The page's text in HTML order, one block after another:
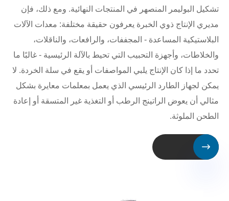
تشكيل البوليمر المنصهر في المنتجات النهائية. ومع ذلك، فإن
مديري الإنتاج ذوي الخبرة يعرفون حقيقة مختلفة: معدات الآلات
البلاستيكية المساعدة - المجففات، والرافعات، والناقلات،
والخلاطات، وأجهزة التحبيب التي تحيط بالآلة الرئيسية - غالبًا ما
تحدد ما إذا كان الإنتاج يلبي المواصفات أو يقع في سلة الخردة. لا
يمكن لجهاز الطارد الرئيسي الذي يعمل بمعلمات معايرة بشكل
مثالي أن يعوض الراتينج الرطب أو التغذية غير المتسقة أو إعادة
الطحن الملوثة.
